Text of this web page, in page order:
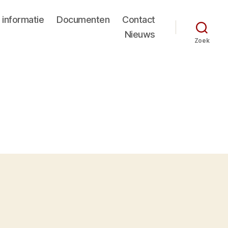
informatie Documenten
Contact
Nieuws
Zoek